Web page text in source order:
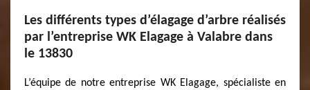
Les différents types d’élagage d’arbre réalisés
par l’entreprise WK Elagage à Valabre dans
le 13830
L’équipe de notre entreprise WK Elagage, spécialiste en